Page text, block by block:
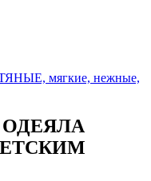
мягкие, нежные,